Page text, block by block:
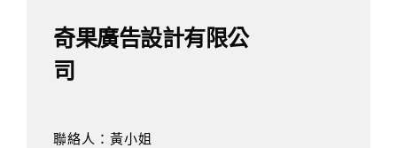
奇果廣告設計有限公
司
聯絡人：黃小姐